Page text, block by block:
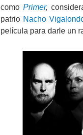
como Primer,
patrio Nacho
película para darle un